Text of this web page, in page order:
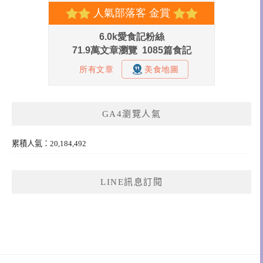
GA4瀏覽人氣
累積人氣：20,184,492
LINE訊息訂閱